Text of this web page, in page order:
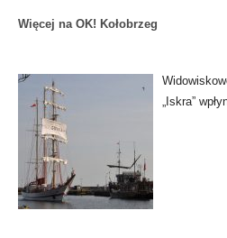
Więcej na OK! Kołobrzeg
„Iskra”